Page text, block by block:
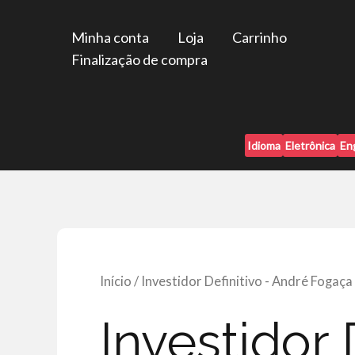
Minha conta Loja
Carrinho
Finalização de compra
Idioma Eletrônica
Início / Investidor Definitivo - André
Investidor